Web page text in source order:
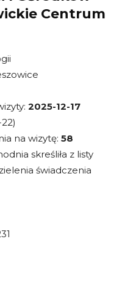
Centrum
2025-12-17
na wizytę: 58
skreśliła z listy
świadczenia